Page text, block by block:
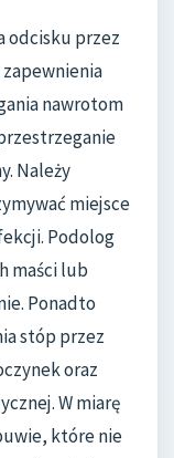
odcisku przez
nawrotom
Należy
miejsce
Podolog
maści lub
Ponadto
stóp przez
oraz
W miarę
które nie